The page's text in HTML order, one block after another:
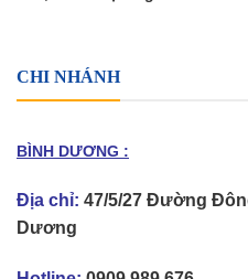
CHI NHÁNH
BÌNH DƯƠNG :
Địa chỉ: 47/5/27 Đường
Dương